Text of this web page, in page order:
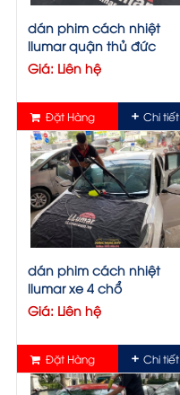
dán phim cách nhiệt
llumar quận thủ đức
Giá: Liên hệ
Đặt Hàng Chi tiết
dán phim cách nhiệt
llumar xe 4 chổ
Giá: Liên hệ
Đặt Hàng Chi tiết